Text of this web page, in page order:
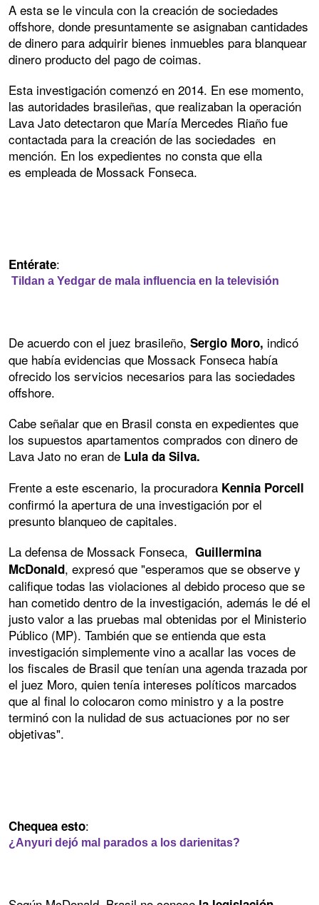
A esta se le vincula con la creación de sociedades
offshore, donde presuntamente se asignaban cantidades
de dinero para adquirir bienes inmuebles para blanquear
dinero producto del pago de coimas.
Esta investigación comenzó en 2014. En ese momento,
las autoridades brasileñas, que realizaban la operación
Lava Jato detectaron que María Mercedes Riaño fue
contactada para la creación de las sociedades en
mención. En los expedientes no consta que ella
es empleada de Mossack Fonseca.
Entérate:
Tildan a Yedgar de mala influencia en la televisión
De acuerdo con el juez brasileño, Sergio Moro, indicó
que había evidencias que Mossack Fonseca había
ofrecido los servicios necesarios para las sociedades
offshore.
Cabe señalar que en Brasil consta en expedientes que
los supuestos apartamentos comprados con dinero de
Lava Jato no eran de Lula da Silva.
Frente a este escenario, la procuradora Kennia Porcell
confirmó la apertura de una investigación por el
presunto blanqueo de capitales.
La defensa de Mossack Fonseca, Guillermina
McDonald, expresó que "esperamos que se observe y
califique todas las violaciones al debido proceso que se
han cometido dentro de la investigación, además le dé el
justo valor a las pruebas mal obtenidas por el Ministerio
Público (MP). También que se entienda que esta
investigación simplemente vino a acallar las voces de
los fiscales de Brasil que tenían una agenda trazada por
el juez Moro, quien tenía intereses políticos marcados
que al final lo colocaron como ministro y a la postre
terminó con la nulidad de sus actuaciones por no ser
objetivas".
Chequea esto:
¿Anyuri dejó mal parados a los darienitas?